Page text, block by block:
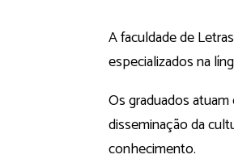
A faculdade de
especializados na
Os graduados
disseminação da
conhecimento.